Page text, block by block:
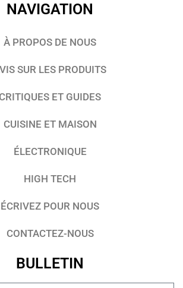
NAVIGATION
À PROPOS DE NOUS
SUR LES PRODUITS
CRITIQUES ET GUIDES
CUISINE ET MAISON
ÉLECTRONIQUE
HIGH TECH
ÉCRIVEZ POUR NOUS
CONTACTEZ-NOUS
BULLETIN